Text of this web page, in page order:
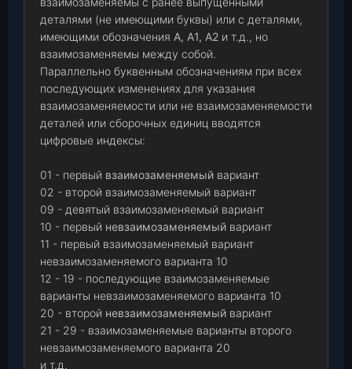
деталями (не имеющими буквы) или с деталями,
имеющими обозначения А, А1, А2 и т.д., но
взаимозаменяемы между собой.
Параллельно буквенным обозначениям при всех
последующих изменениях для указания
взаимозаменяемости или не взаимозаменяемости
деталей или сборочных единиц вводятся
цифровые индексы:
01 - первый взаимозаменяемый вариант
02 - второй взаимозаменяемый вариант
09 - девятый взаимозаменяемый вариант
10 - первый невзаимозаменяемый вариант
11 - первый взаимозаменяемый вариант
невзаимозаменяемого варианта 10
12 - 19 - последующие взаимозаменяемые
варианты невзаимозаменяемого варианта 10
20 - второй невзаимозаменяемый вариант
21 - 29 - взаимозаменяемые варианты второго
невзаимозаменяемого варианта 20
и т.д.